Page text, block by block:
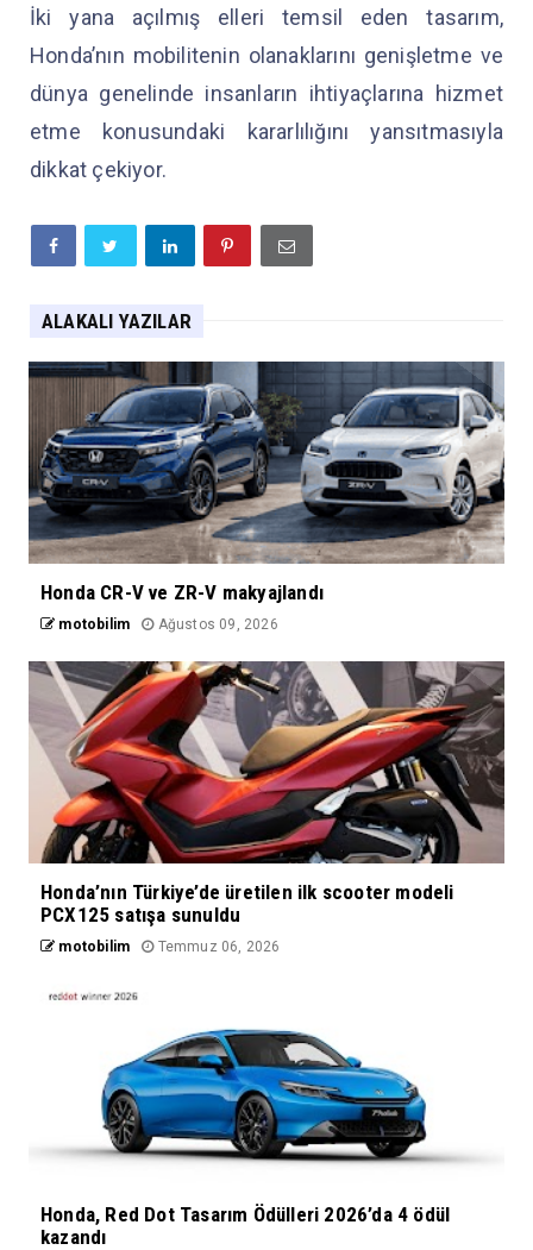
İki yana açılmış elleri temsil eden tasarım,
Honda’nın mobilitenin olanaklarını genişletme ve
dünya genelinde insanların ihtiyaçlarına hizmet
etme konusundaki kararlılığını yansıtmasıyla
dikkat çekiyor.
ALAKALI YAZILAR
Honda CR-V ve ZR-V makyajlandı
motobilim Ağustos 09, 2026
Honda’nın Türkiye’de üretilen ilk scooter modeli
PCX125 satışa sunuldu
motobilim Temmuz 06, 2026
Honda, Red Dot Tasarım Ödülleri 2026’da 4 ödül
kazandı